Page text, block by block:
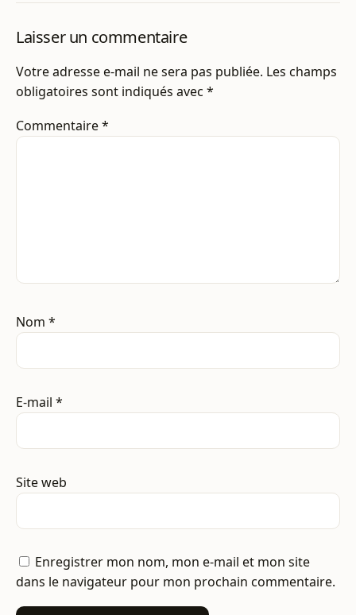
Laisser un commentaire
Votre adresse e-mail ne sera pas publiée. Les champs
obligatoires sont indiqués avec *
Commentaire*
Nom *
E-mail *
Site web
Enregistrer mon nom, mon e-mail et mon site
dans le navigateur pour mon prochain commentaire.